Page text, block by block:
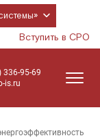
Вступить в СРО
336-95-69
is.ru